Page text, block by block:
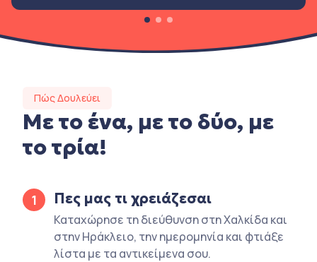
Πώς Δουλεύει
Με το ένα, με το δύο, με
το τρία!
1 Πες μας τι χρειάζεσαι
Καταχώρησε τη διεύθυνση στη Χαλκίδα και
στην Ηράκλειο, την ημερομηνία και φτιάξε
λίστα με τα αντικείμενα σου.